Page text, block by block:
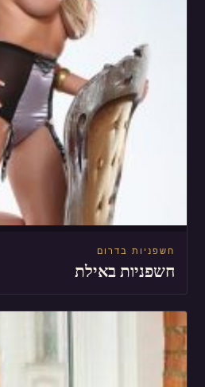
חשפניות בדרום
חשפניות באילת